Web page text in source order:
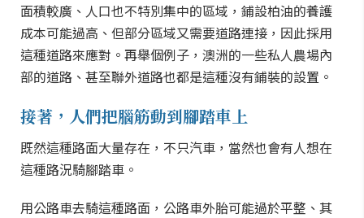
面積較廣、人口也不特別集中的區域，鋪設柏油的養護
成本可能過高、但部分區域又需要道路連接，因此採用
這種道路來應對。再舉個例子，澳洲的一些私人農場內
部的道路、甚至聯外道路也都是這種沒有鋪裝的設置。
接著，人們把腦筋動到腳踏車上
既然這種路面大量存在，不只汽車，當然也會有人想在
這種路況騎腳踏車。
用公路車去騎這種路面，公路車外胎可能過於平整、其